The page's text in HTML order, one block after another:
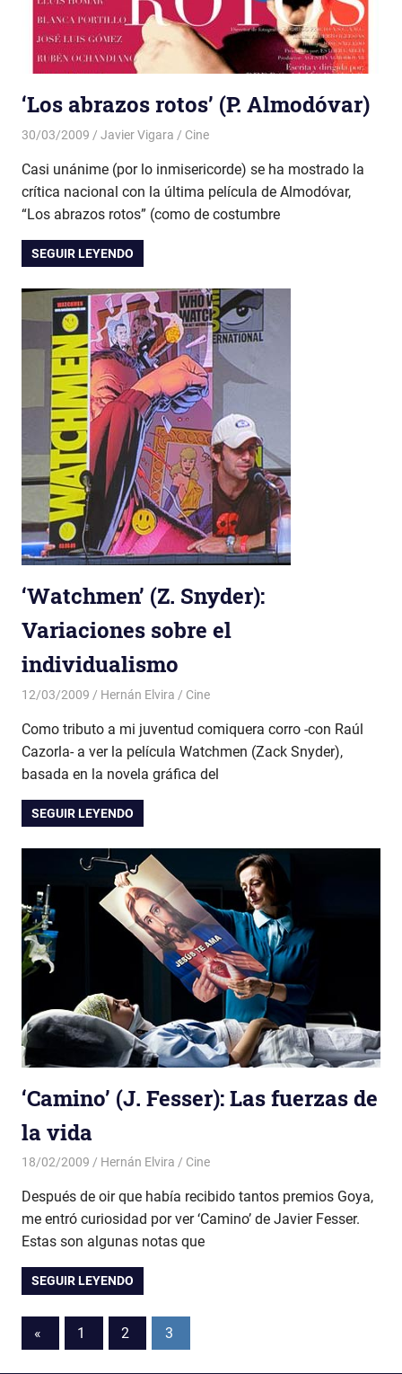
‘Los abrazos rotos’ (P. Almodóvar)
30/03/2009 Javier Vigara Cine
Casi unánime (por lo inmisericorde) se ha mostrado la
crítica nacional con la última película de Almodóvar,
“Los abrazos rotos” (como de costumbre
SEGUIR LEYENDO
‘Watchmen’ (Z. Snyder):
Variaciones sobre el
individualismo
12/03/2009 Hernán Elvira Cine
Como tributo a mi juventud comiquera corro -con Raúl
Cazorla- a ver la película Watchmen (Zack Snyder),
basada en la novela gráfica del
SEGUIR LEYENDO
‘Camino’ (J. Fesser): Las fuerzas de
la vida
18/02/2009 Hernán Elvira Cine
Después de oir que había recibido tantos premios Goya,
me entró curiosidad por ver ‘Camino’ de Javier Fesser.
Estas son algunas notas que
SEGUIR LEYENDO
Paginación
«
Entradas
anteriores
1 2 3